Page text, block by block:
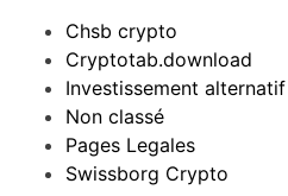
Chsb crypto
Cryptotab.download
Investissement alternatif
Non classé
Pages Legales
Swissborg Crypto